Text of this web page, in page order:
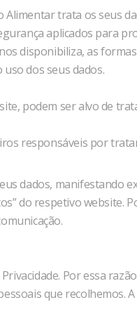
Alimentar trata os seus
aplicados para
disponibiliza, as
dos seus dados.
podem ser alvo de
responsáveis por
dados, manifestando
do respetivo website.
Por essa
que recolhemos.